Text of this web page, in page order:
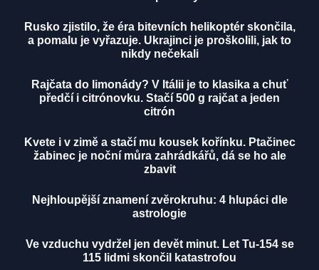
Rusko zjistilo, že éra bitevních helikoptér skončila,
a pomalu je vyřazuje. Ukrajinci je proškolili, jak to
nikdy nečekali
Rajčata do limonády? V Itálii je to klasika a chuť
předčí i citrónovku. Stačí 500 g rajčat a jeden
citrón
Kvete i v zimě a stačí mu kousek kořínku. Ptačinec
žabinec je noční můra zahrádkářů, dá se ho ale
zbavit
Nejhloupější znamení zvěrokruhu: 4 hlupáci dle
astrologie
Ve vzduchu vydržel jen devět minut. Let Tu-154 se
115 lidmi skončil katastrofou